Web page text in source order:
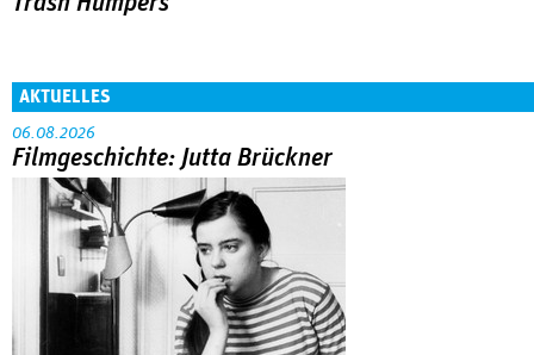
AKTUELLES
06.08.2026
Filmgeschichte: Jutta Brückner